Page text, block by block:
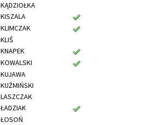
KĄDZIOŁKA
KISZALA
KLIMCZAK
KLIŚ
KNAPEK
KOWALSKI
KUJAWA
KUŹMIŃSKI
LASZCZAK
ŁADZIAK
ŁOSOŃ